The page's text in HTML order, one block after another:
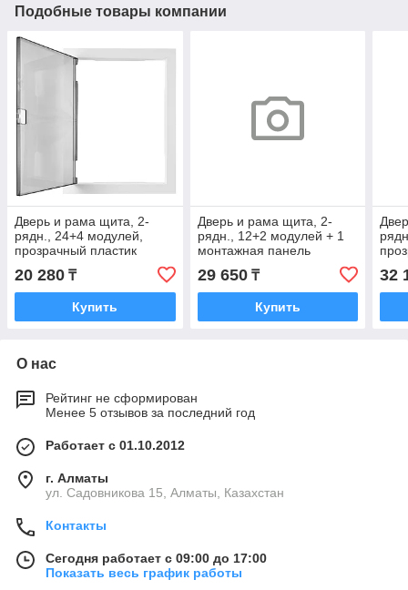
Подобные товары компании
Дверь и рама щита, 2-
рядн., 24+4 модулей,
прозрачный пластик
20 280 ₸
Купить
Дверь и рама щита, 2-
рядн., 12+2 модулей + 1
монтажная панель
29 650₸
Купить
32
О нас
Рейтинг не сформирован
Менее 5 отзывов за последний год
Работает с 01.10.2012
г. Алматы
ул. Садовникова 15, Алматы, Казахстан
Контакты
Сегодня работает с 09:00 до 17:00
Показать весь график работы